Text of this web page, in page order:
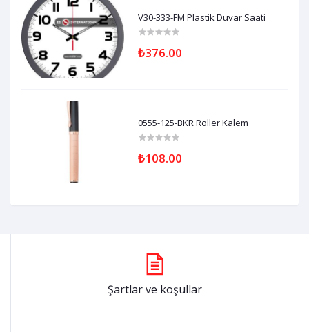
V30-333-FM Plastik Duvar Saati
₺376.00
0555-125-BKR Roller Kalem
₺108.00
Şartlar ve koşullar